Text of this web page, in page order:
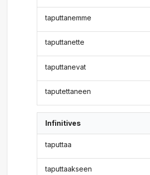
taputtanemme
taputtanette
taputtanevat
taputettaneen
Infinitives
taputtaa
taputtaakseen